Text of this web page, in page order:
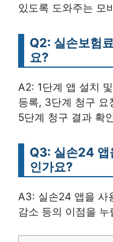
있도록 도와주는 모
Q2: 실손보험
요?
A2: 1단계 앱 설치
등록, 3단계 청구 요
5단계 청구 결과 확
Q3: 실손24 앱
인가요?
A3: 실손24 앱을 사
감소 등의 이점을 누